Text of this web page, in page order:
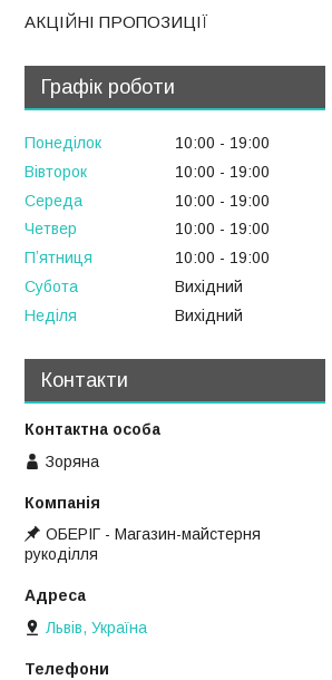
АКЦІЙНІ ПРОПОЗИЦІЇ
Графік роботи
Понеділок 10:00
19:00
Вівторок
10:00
19:00
Середа
10:00
19:00
Четвер
10:00
19:00
Пʼятниця
10:00
19:00
Субота
Вихідний
Неділя
Вихідний
Контакти
Зоряна
ОБЕРІГ - Магазин-майстерня
рукоділля
Львів, Україна